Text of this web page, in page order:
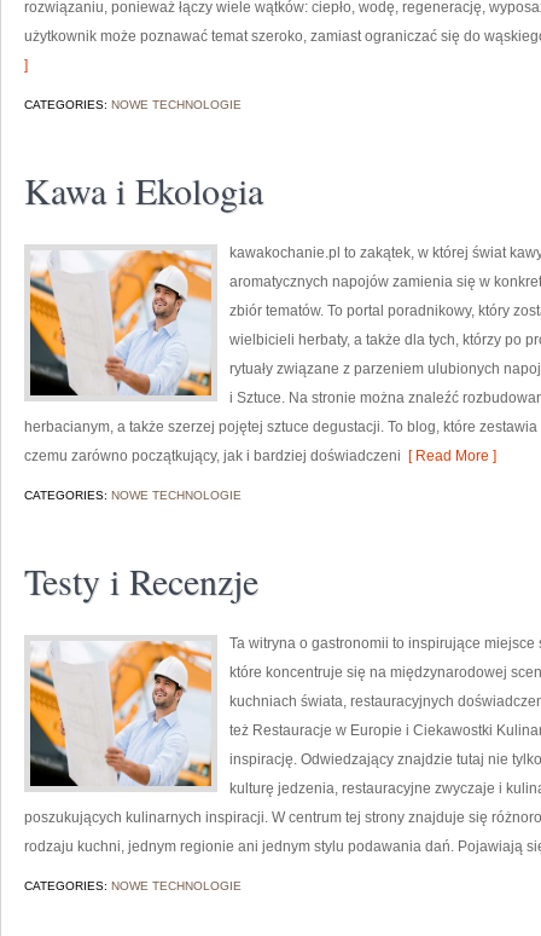
rozwiązaniu, ponieważ łączy wiele wątków: ciepło, wodę, regenerację,
użytkownik może poznawać temat szeroko, zamiast ograniczać się do
]
CATEGORIES: NOWE TECHNOLOGIE
Kawa i Ekologia
kawakochanie.pl to zakątek, w której świat
aromatycznych napojów zamienia się w
zbiór tematów. To portal poradnikowy, który
wielbicieli herbaty, a także dla tych, którzy po
rytuały związane z parzeniem ulubionych
i Sztuce. Na stronie można znaleźć
herbacianym, a także szerzej pojętej sztuce degustacji. To blog, które
czemu zarówno początkujący, jak i bardziej doświadczeni [ Read More ]
CATEGORIES: NOWE TECHNOLOGIE
Testy i Recenzje
Ta witryna o gastronomii to inspirujące
które koncentruje się na międzynarodowej
kuchniach świata, restauracyjnych
też Restauracje w Europie i Ciekawostki
inspirację. Odwiedzający znajdzie tutaj nie
kulturę jedzenia, restauracyjne zwyczaje i
poszukujących kulinarnych inspiracji. W centrum tej strony znajduje się
rodzaju kuchni, jednym regionie ani jednym stylu podawania dań. Pojawiają
CATEGORIES: NOWE TECHNOLOGIE